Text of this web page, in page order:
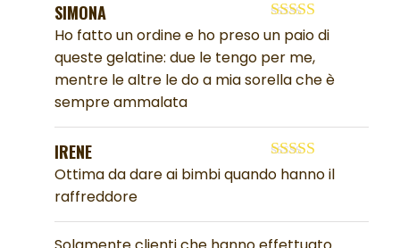
Valutato5
SIMONA
Ho fatto un ordine e ho preso un paio di
queste gelatine: due le tengo per me,
mentre le altre le do a mia sorella che è
sempre ammalata
Valutato 5
IRENE
Ottima da dare ai bimbi quando hanno il
raffreddore